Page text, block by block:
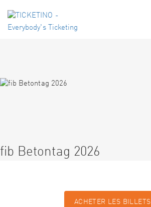
fib Betontag 2026
ACHETER LES BILLETS